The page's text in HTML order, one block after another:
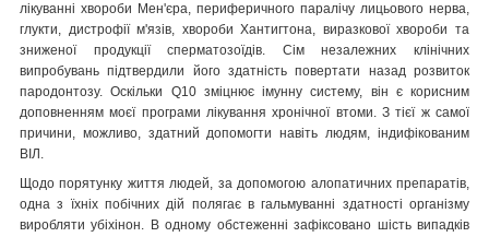
лікуванні хвороби Мен'єра, периферичного паралічу лицьового нерва,
глукти, дистрофії м'язів, хвороби Хантигтона, виразкової хвороби та
зниженої продукції сперматозоїдів. Сім незалежних клінічних
випробувань підтвердили його здатність повертати назад розвиток
пародонтозу. Оскільки Q10 зміцнює імунну систему, він є корисним
доповненням моєї програми лікування хронічної втоми. З тієї ж самої
причини, можливо, здатний допомогти навіть людям, індифікованим
ВІЛ.
Щодо порятунку життя людей, за допомогою алопатичних препаратів,
одна з їхніх побічних дій полягає в гальмуванні здатності організму
виробляти убіхінон. В одному обстеженні зафіксовано шість випадків